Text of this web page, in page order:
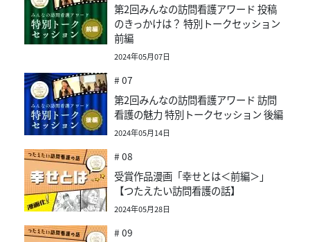
第2回みんなの訪問看護アワード 投稿
のきっかけは？ 特別トークセッション
前編
2024年05月07日
# 07
第2回みんなの訪問看護アワード 訪問
看護の魅力 特別トークセッション 後編
2024年05月14日
# 08
受賞作品漫画「幸せとは＜前編＞」
【つたえたい訪問看護の話】
2024年05月28日
# 09